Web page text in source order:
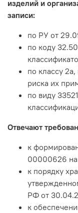
изделий и
записи:
по РУ от
по коду
по классу
риска их
по виду
Отвечают
к
00000626
к порядку
РФ от
к